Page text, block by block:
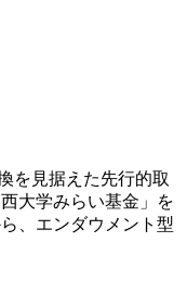
を見据えた先行的取
大学みらい基金」を
、エンダウメント型